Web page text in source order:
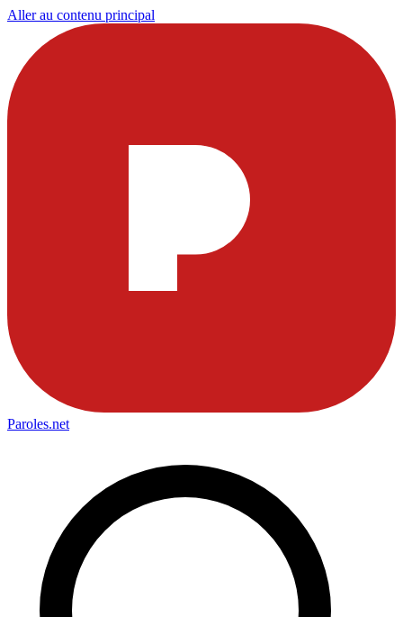
Aller au contenu principal
Paroles.net